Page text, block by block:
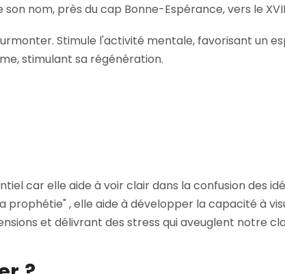
nom, près du cap Bonne-Espérance, vers le
Stimule l'activité mentale, favorisant un
stimulant sa régénération.
car elle aide à voir clair dans la confusion des
, elle aide à développer la capacité à
et délivrant des stress qui aveuglent notre